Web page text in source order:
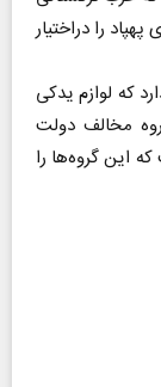
را دراختیار
که لوازم یدکی
مخالف دولت
این گروه‌ها را